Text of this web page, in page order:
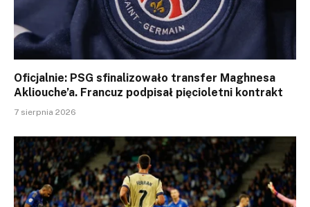
Oficjalnie: PSG sfinalizowało transfer Maghnesa
Akliouche’a. Francuz podpisał pięcioletni kontrakt
7 sierpnia 2026